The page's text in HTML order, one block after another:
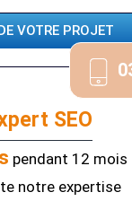
VOTRE PROJET
SEO
pendant 12 mois
notre expertise